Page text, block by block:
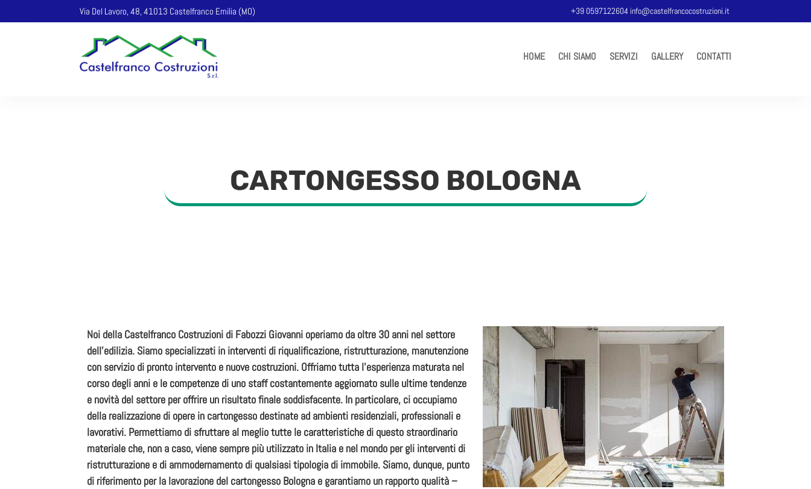
Via Del Lavoro, 48, 41013 Castelfranco Emilia (MO) +39 0597122604 info@castelfrancocostruzioni.it
HOME CHI SIAMO SERVIZI GALLERY CONTATTI
CARTONGESSO BOLOGNA
Noi della Castelfranco Costruzioni di Fabozzi Giovanni operiamo da oltre 30 anni nel settore
dell’edilizia. Siamo specializzati in interventi di riqualificazione, ristrutturazione, manutenzione
con servizio di pronto intervento e nuove costruzioni. Offriamo tutta l’esperienza maturata nel
corso degli anni e le competenze di uno staff costantemente aggiornato sulle ultime tendenze
e novità del settore per offrire un risultato finale soddisfacente. In particolare, ci occupiamo
della realizzazione di opere in cartongesso destinate ad ambienti residenziali, professionali e
lavorativi. Permettiamo di sfruttare al meglio tutte le caratteristiche di questo straordinario
materiale che, non a caso, viene sempre più utilizzato in Italia e nel mondo per gli interventi di
ristrutturazione e di ammodernamento di qualsiasi tipologia di immobile. Siamo, dunque, punto
di riferimento per la lavorazione del cartongesso Bologna e garantiamo un rapporto qualità –